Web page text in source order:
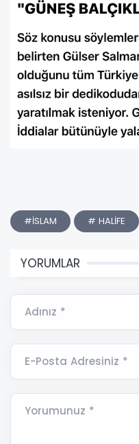
#İSLAM # HALİFE
YORUMLAR
Adınız *
E-Posta Adresiniz *
Yorumunuz *